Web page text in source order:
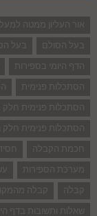
אור העליון ממטה
בעל הסולם
בעל
הדף היומי בספירות
הסתכלות פנימית
הסתכלות פנימית חלק
הסתכלות פנימית חלק
חכמת הקבלה
מערכת הספירות
קבלה
קבלה
שאלות ותשובות בדף